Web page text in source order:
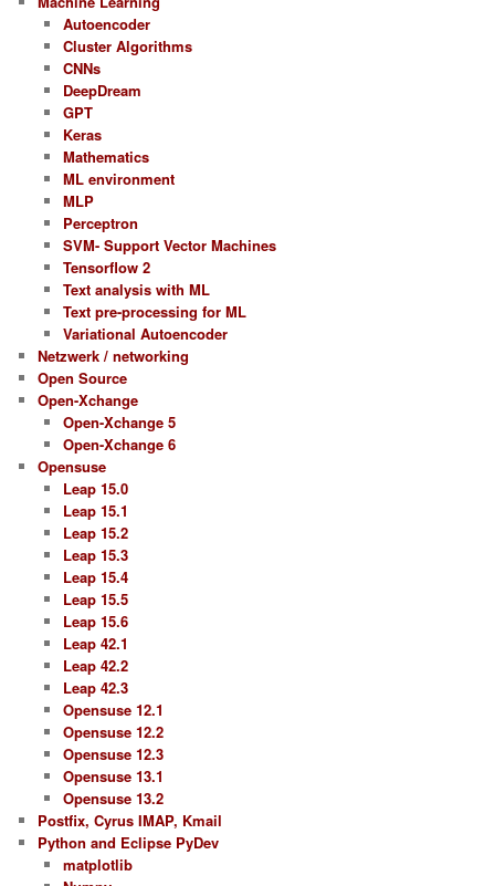
Autoencoder
Cluster Algorithms
CNNs
DeepDream
GPT
Keras
Mathematics
ML environment
MLP
Perceptron
SVM- Support Vector Machines
Tensorflow 2
Text analysis with ML
Text pre-processing for ML
Variational Autoencoder
Netzwerk / networking
Open Source
Open-Xchange
Open-Xchange 5
Open-Xchange 6
Opensuse
Leap 15.0
Leap 15.1
Leap 15.2
Leap 15.3
Leap 15.4
Leap 15.5
Leap 15.6
Leap 42.1
Leap 42.2
Leap 42.3
Opensuse 12.1
Opensuse 12.2
Opensuse 12.3
Opensuse 13.1
Opensuse 13.2
Postfix, Cyrus IMAP, Kmail
Python and Eclipse PyDev
matplotlib